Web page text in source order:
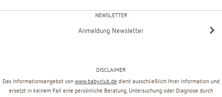
NEWSLETTER
Anmeldung Newsletter
DISCLAIMER
Das Informationsangebot von www.babyclub.de dient ausschließlich Ihrer Information und
ersetzt in keinem Fall eine persönliche Beratung, Untersuchung oder Diagnose durch